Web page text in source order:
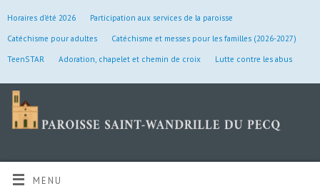
Horaires d’été 2026
Participation aux services de la paroisse
Catéchisme pour adultes
Catéchisme et messes pour les familles (2026-2027)
TeenSTAR
Adoration, chapelet et chemin de croix Lutte contre les abus
MENU